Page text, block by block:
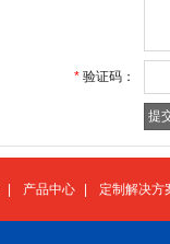
* 验证码：
产品中心 定制解决方